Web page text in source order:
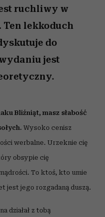
ruchliwy w
Ten lekkoduch
do
jest
Bliźniąt, masz słabość
Wysoko cenisz
werbalne. Urzeknie cię
obsypie cię
To ktoś, kto umie
jest jego rozgadaną duszą.
działał z tobą